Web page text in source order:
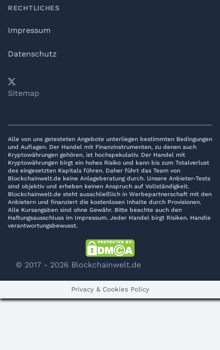
RECHTLICHES
Impressum
Datenschutz
YouTube
𝕏LinkedIn
Telegram
Sitemap
Alle von uns getesteten Angebote unterliegen bestimmten Bedingungen
und Auflagen. Der Handel mit Finanzinstrumenten, zu denen auch
Kryptowährungen gehören, ist hochspekulativ. Der Handel mit
Kryptowährungen birgt ein hohes Risiko und kann bis zum Totalverlust
des eingesetzten Kapitals führen. Daher führt das Team von
Blockchainwelt.de keine Anlageberatung durch. Unsere Anbieter-Tests
sind objektiv und erheben keinen Anspruch auf Vollständigkeit.
Blockchainwelt.de steht ausschließlich in Werbepartnerschaft mit den
Anbietern und finanziert die kostenlosen Inhalte durch Provisionen.
Alle Kursangaben sind ohne Gewähr. Bitte beachte auch den
Haftungsausschluss im Impressum. Jeder Handel birgt Risiken. Handle
verantwortungsbewusst.
© 2017 - 2026 Blockchainwelt.de
Privacy & Cookies Policy